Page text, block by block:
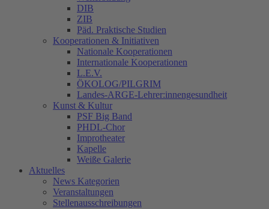
DIB
ZIB
Päd. Praktische Studien
Kooperationen & Initiativen
Nationale Kooperationen
Internationale Kooperationen
L.E.V.
ÖKOLOG/PILGRIM
Landes-ARGE-Lehrer:innengesundheit
Kunst & Kultur
PSF Big Band
PHDL-Chor
Improtheater
Kapelle
Weiße Galerie
Aktuelles
News Kategorien
Veranstaltungen
Stellenausschreibungen